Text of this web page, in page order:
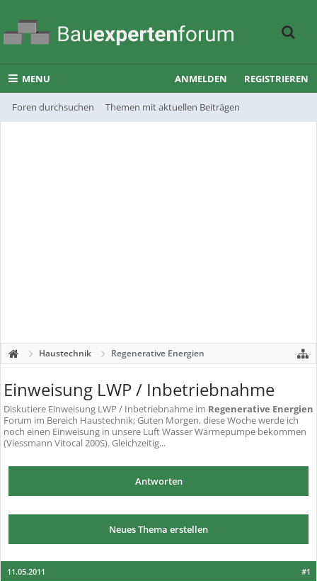
MENU
Foren durchsuchen Themen mit aktuellen Beiträgen
ANMELDEN REGISTRIEREN
Haustechnik Regenerative Energien
Einweisung LWP / Inbetriebnahme
Diskutiere Einweisung LWP / Inbetriebnahme im Regenerative Energien
Forum im Bereich Haustechnik; Guten Morgen, diese Woche werde ich
noch einen Einweisung in unsere Luft Wasser Wärmepumpe bekommen
(Viessmann Vitocal 200S). Gleichzeitig...
Antworten
Neues Thema erstellen
#1
11.05.2011